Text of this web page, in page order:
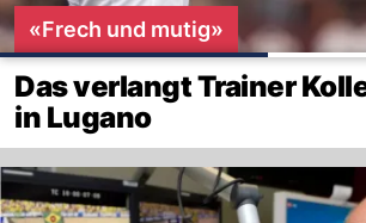
«Frech und mutig»
Das verlangt Trainer
in Lugano